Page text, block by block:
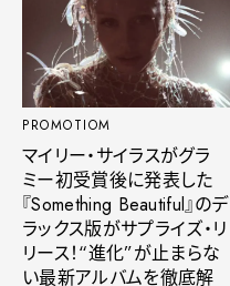
PROMOTIOM
マイリー・サイラスがグラ
ミー初受賞後に発表した
『Something Beautiful』のデ
ラックス版がサプライズ・リ
リース！“進化”が止まらな
い最新アルバムを徹底解